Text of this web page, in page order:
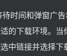
时间和弹窗广
的下载环境。
中链接并选择